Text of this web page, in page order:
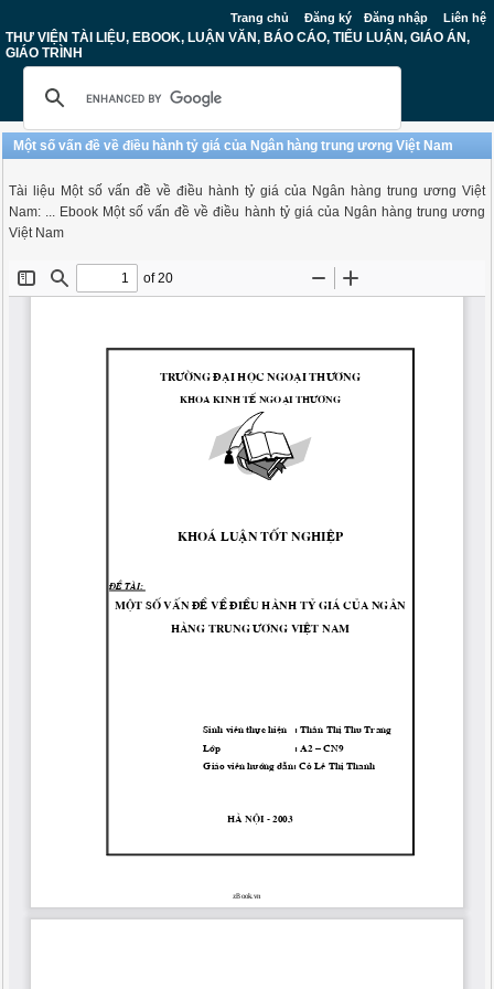
Trang chủ Đăng ký Đăng nhập Liên hệ
THƯ VIỆN TÀI LIỆU, EBOOK, LUẬN VĂN, BÁO CÁO, TIỂU LUẬN, GIÁO ÁN,
GIÁO TRÌNH
Một số vấn đề về điều hành tỷ giá của Ngân hàng trung ương Việt Nam
Tài liệu Một số vấn đề về điều hành tỷ giá của Ngân hàng trung ương Việt
Nam: ... Ebook Một số vấn đề về điều hành tỷ giá của Ngân hàng trung ương
Việt Nam